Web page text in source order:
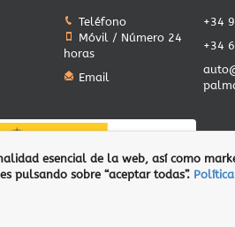
Teléfono
+34
Móvil / Número 24
horas
+34
Email
esencial de la web, así como
pulsando sobre “aceptar todas”.